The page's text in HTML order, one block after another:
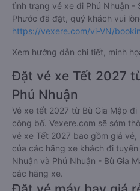
tình trạng vé xe đi Phú Nhuận -
Phước đã đặt, quý khách vui
https://vexere.com/vi-VN/
Xem hướng dẫn chi tiết, minh
Đặt vé xe Tết 2027
Phú Nhuận
Vé xe tết 2027 từ Bù Gia Mập
công bố. Vexere.com sẽ sớm
vé xe Tết 2027 bao gồm giá
của các hãng xe khách đi
Nhuận và Phú Nhuận - Bù Gia
các hãng xe.